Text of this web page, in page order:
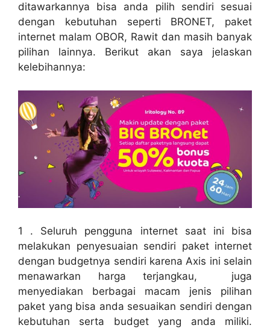
ditawarkannya bisa anda pilih sendiri sesuai
dengan kebutuhan seperti BRONET, paket
internet malam OBOR, Rawit dan masih banyak
pilihan lainnya. Berikut akan saya jelaskan
kelebihannya:
1 . Seluruh pengguna internet saat ini bisa
melakukan penyesuaian sendiri paket internet
dengan budgetnya sendiri karena Axis ini selain
menawarkan harga terjangkau, juga
menyediakan berbagai macam jenis pilihan
paket yang bisa anda sesuaikan sendiri dengan
kebutuhan serta budget yang anda miliki.